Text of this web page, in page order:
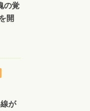
の覚
開
が